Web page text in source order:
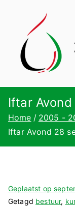
inhoud
Iftar
Home
2005 -
Iftar Avond 28
Geplaatst op
Getagd bestuur,